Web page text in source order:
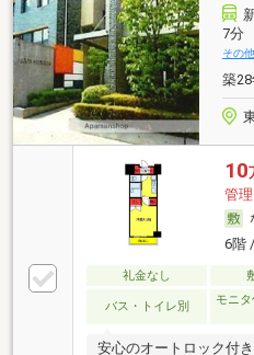
7分
その
築
10
管
6階
礼金なし
バス・トイレ別
モニ
安心のオートロック付